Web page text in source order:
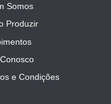
Somos
Produzir
e Condições